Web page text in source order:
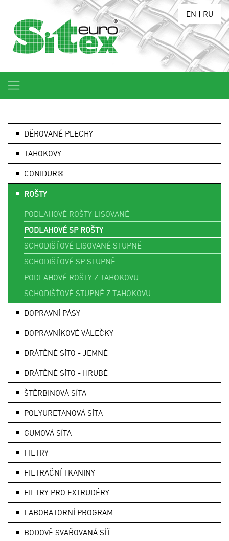
EN | RU
DĚROVANÉ PLECHY
TAHOKOVY
CONIDUR®
ROŠTY
PODLAHOVÉ ROŠTY LISOVANÉ
PODLAHOVÉ SP ROŠTY
SCHODIŠŤOVÉ LISOVANÉ STUPNĚ
SCHODIŠŤOVÉ SP STUPNĚ
PODLAHOVÉ ROŠTY Z TAHOKOVU
SCHODIŠŤOVÉ STUPNĚ Z TAHOKOVU
DOPRAVNÍ PÁSY
DOPRAVNÍKOVÉ VÁLEČKY
DRÁTĚNÉ SÍTO - JEMNÉ
DRÁTĚNÉ SÍTO - HRUBÉ
ŠTĚRBINOVÁ SÍTA
POLYURETANOVÁ SÍTA
GUMOVÁ SÍTA
FILTRY
FILTRAČNÍ TKANINY
FILTRY PRO EXTRUDÉRY
LABORATORNÍ PROGRAM
BODOVĚ SVAŘOVANÁ SÍŤ